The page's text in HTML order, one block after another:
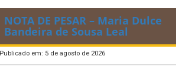
NOTA DE PESAR – Maria Dulce
Bandeira de Sousa Leal
Publicado em: 5 de agosto de 2026